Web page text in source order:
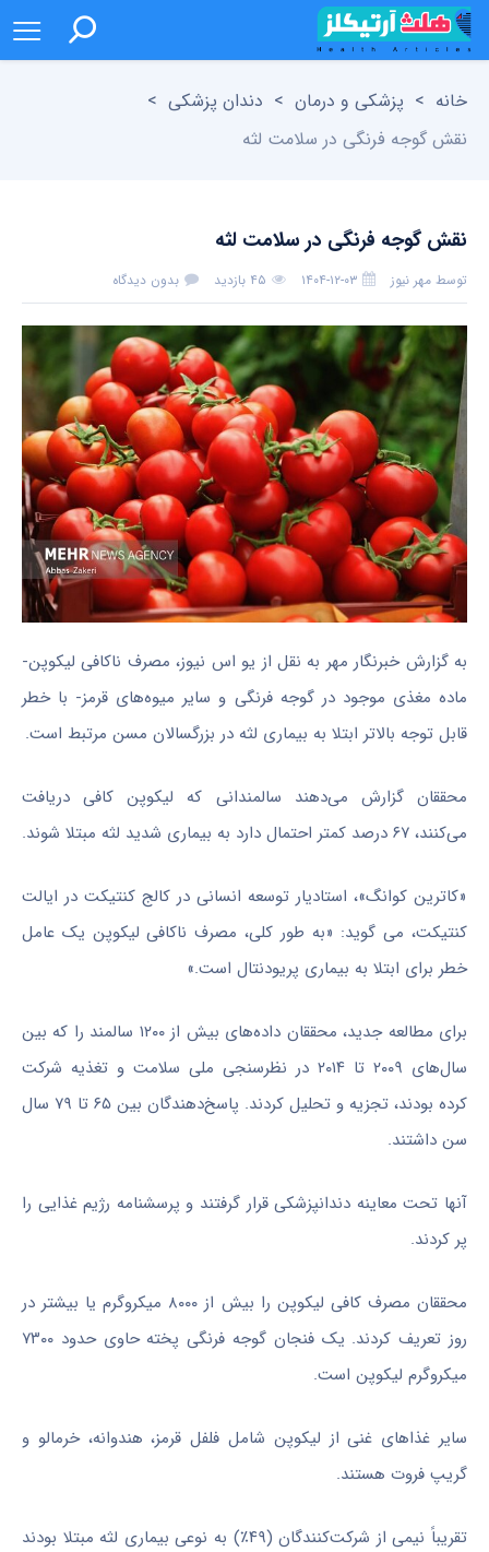
خانه > پزشکی و درمان > دندان پزشکی >
نقش گوجه فرنگی در سلامت لثه
نقش گوجه فرنگی در سلامت لثه
توسط مهر نیوز ۱۴۰۴-۱۲-۰۳ ۴۵ بازدید بدون دیدگاه
به گزارش خبرنگار مهر به نقل از یو اس نیوز، مصرف ناکافی لیکوپن-
ماده مغذی موجود در گوجه فرنگی و سایر میوه‌های قرمز- با خطر
قابل توجه بالاتر ابتلا به بیماری لثه در بزرگسالان مسن مرتبط است.
محققان گزارش می‌دهند سالمندانی که لیکوپن کافی دریافت
می‌کنند، ۶۷ درصد کمتر احتمال دارد به بیماری شدید لثه مبتلا شوند.
«کاترین کوانگ»، استادیار توسعه انسانی در کالج کنتیکت در ایالت
کنتیکت، می گوید: «به طور کلی، مصرف ناکافی لیکوپن یک عامل
خطر برای ابتلا به بیماری پریودنتال است.»
برای مطالعه جدید، محققان داده‌های بیش از ۱۲۰۰ سالمند را که بین
سال‌های ۲۰۰۹ تا ۲۰۱۴ در نظرسنجی ملی سلامت و تغذیه شرکت
کرده بودند، تجزیه و تحلیل کردند. پاسخ‌دهندگان بین ۶۵ تا ۷۹ سال
سن داشتند.
آنها تحت معاینه دندانپزشکی قرار گرفتند و پرسشنامه رژیم غذایی را
پر کردند.
محققان مصرف کافی لیکوپن را بیش از ۸۰۰۰ میکروگرم یا بیشتر در
روز تعریف کردند. یک فنجان گوجه فرنگی پخته حاوی حدود ۷۳۰۰
میکروگرم لیکوپن است.
سایر غذاهای غنی از لیکوپن شامل فلفل قرمز، هندوانه، خرمالو و
گریپ فروت هستند.
تقریباً نیمی از شرکت‌کنندگان (۴۹٪) به نوعی بیماری لثه مبتلا بودند